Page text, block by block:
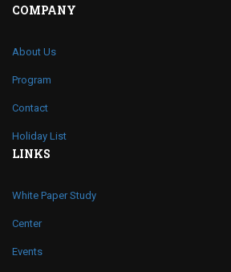
COMPANY
About Us
Program
Contact
Holiday List
LINKS
White Paper Study
Center
Events